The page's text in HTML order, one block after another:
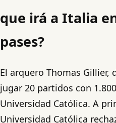
que irá a Italia
pases?
El arquero Thomas Gillier,
jugar 20 partidos con
Universidad Católica. A
Universidad Católica